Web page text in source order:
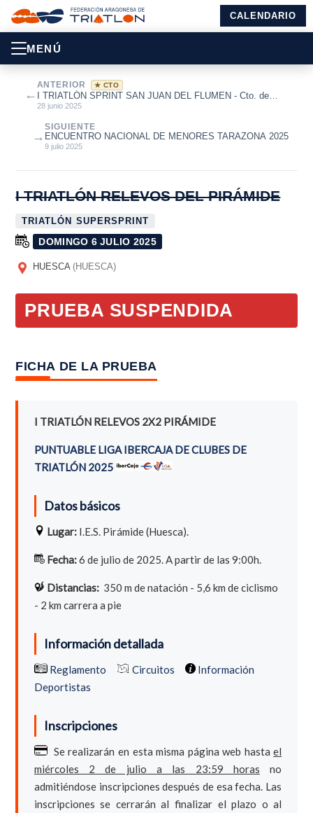
CALENDARIO
MENÚ
←
ANTERIOR ★ CTO
I TRIATLÓN SPRINT SAN JUAN DEL FLUMEN - Cto. de
Aragón de Triatlón Sprint 2025
28 junio 2025
SIGUIENTE
ENCUENTRO NACIONAL DE MENORES TARAZONA 2025
9 julio 2025
→
I TRIATLÓN RELEVOS DEL PIRÁMIDE
TRIATLÓN SUPERSPRINT
DOMINGO 6 JULIO 2025
HUESCA (HUESCA)
PRUEBA SUSPENDIDA
FICHA DE LA PRUEBA
I TRIATLÓN RELEVOS 2X2 PIRÁMIDE
PUNTUABLE LIGA IBERCAJA DE CLUBES DE
TRIATLÓN 2025
Datos básicos
Lugar:I.E.S. Pirámide (Huesca).
Fecha:6 de julio de 2025. A partir de las 9:00h.
Distancias: 350 m de natación - 5,6 km de ciclismo
- 2 km carrera a pie
Información detallada
Reglamento Circuitos
Información
Deportistas
Inscripciones
Se realizarán en esta misma página web hastael
miércoles 2 de julio a las 23:59 horas no
admitiéndose inscripciones después de esa fecha. Las
inscripciones se cerrarán al finalizar el plazo o al